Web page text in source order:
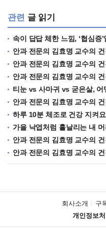
관련 글 읽기
속이 답답 체한 느낌, ‘협심증
안과 전문의 김효명 교수의
안과 전문의 김효명 교수의
안과 전문의 김효명 교수의
티눈 vs 사마귀 vs 굳은살, 어
안과 전문의 김효명 교수의
하루 10분 체조로 건강 지켜
가을 낙엽처럼 흩날리는 내
안과 전문의 김효명 교수의
안과 전문의 김효명 교수의
회사소개 구
개인정보